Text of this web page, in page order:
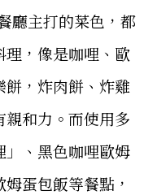
廳主打的菜色，都
理，像是咖哩、歐
，炸肉餅、炸雞
和力。而使用多
、黑色咖哩歐姆
蛋包飯等餐點，